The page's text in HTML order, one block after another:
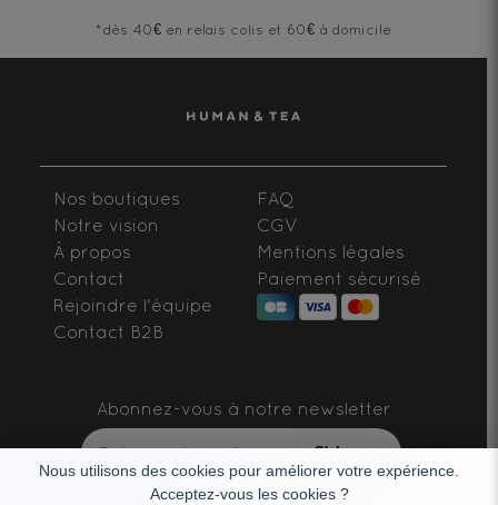
Nous utilisons des cookies pour améliorer votre expérience.
Acceptez-vous les cookies ?
*dès 40€ en relais colis et 60€ à domicile
Nos boutiques
Notre vision
À propos
Contact
Rejoindre l'équipe
Contact B2B
FAQ
CGV
Mentions légales
Paiement sécurisé
Abonnez-vous à notre newsletter
S'abonner